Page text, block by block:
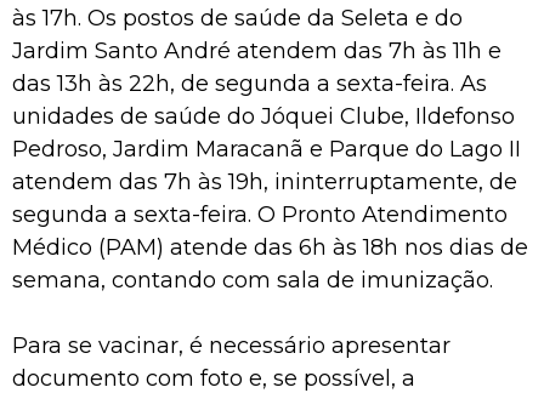
às 17h. Os postos de saúde da Seleta e do
Jardim Santo André atendem das 7h às 11h e
das 13h às 22h, de segunda a sexta-feira. As
unidades de saúde do Jóquei Clube, Ildefonso
Pedroso, Jardim Maracanã e Parque do Lago II
atendem das 7h às 19h, ininterruptamente, de
segunda a sexta-feira. O Pronto Atendimento
Médico (PAM) atende das 6h às 18h nos dias de
semana, contando com sala de imunização.
Para se vacinar, é necessário apresentar
documento com foto e, se possível, a